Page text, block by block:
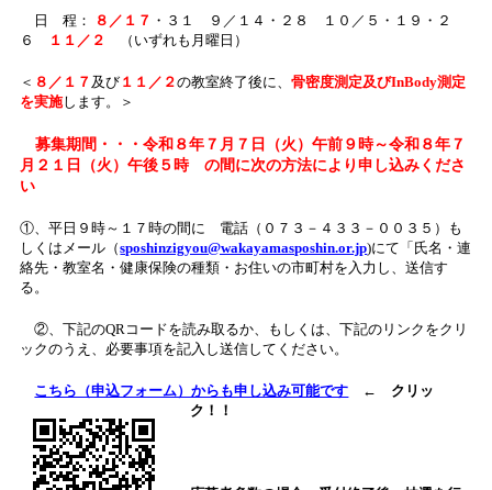
日 程： ８／１７ ・３１ ９／１４・２８ １０／５・１９・２
６
１１／２ （いずれも月曜日）
＜ ８／１７ 及び １１／２の教室終了後に、骨密度測定及びInBody測定
を実施します。＞
募集期間・・・令和８年７月７日（火）午前９時～令和８年７
月２１日（火）午後５時 の間に次の方法により申し込みくださ
い
①、平日９時～１７時の間に 電話（０７３－４３３－００３５）も
しくはメール（sposhinzigyou@wakayamasposhin.or.jp)にて「氏名・連
絡先・教室名・健康保険の種類・お住いの市町村を入力し、送信す
る。
②、下記のQRコードを読み取るか、もしくは、下記のリンクをクリ
ックのうえ、必要事項を記入し送信してください。
こちら（申込フォーム）からも申し込み可能です ← クリッ
ク！！